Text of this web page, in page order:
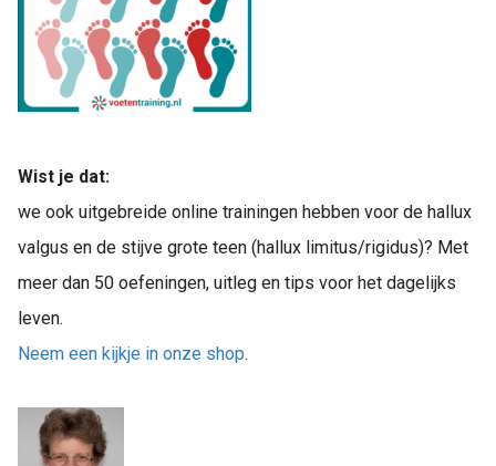
Wist je dat:
we ook uitgebreide online trainingen hebben voor de hallux
valgus en de stijve grote teen (hallux limitus/rigidus)? Met
meer dan 50 oefeningen, uitleg en tips voor het dagelijks
leven.
Neem een kijkje in onze shop.